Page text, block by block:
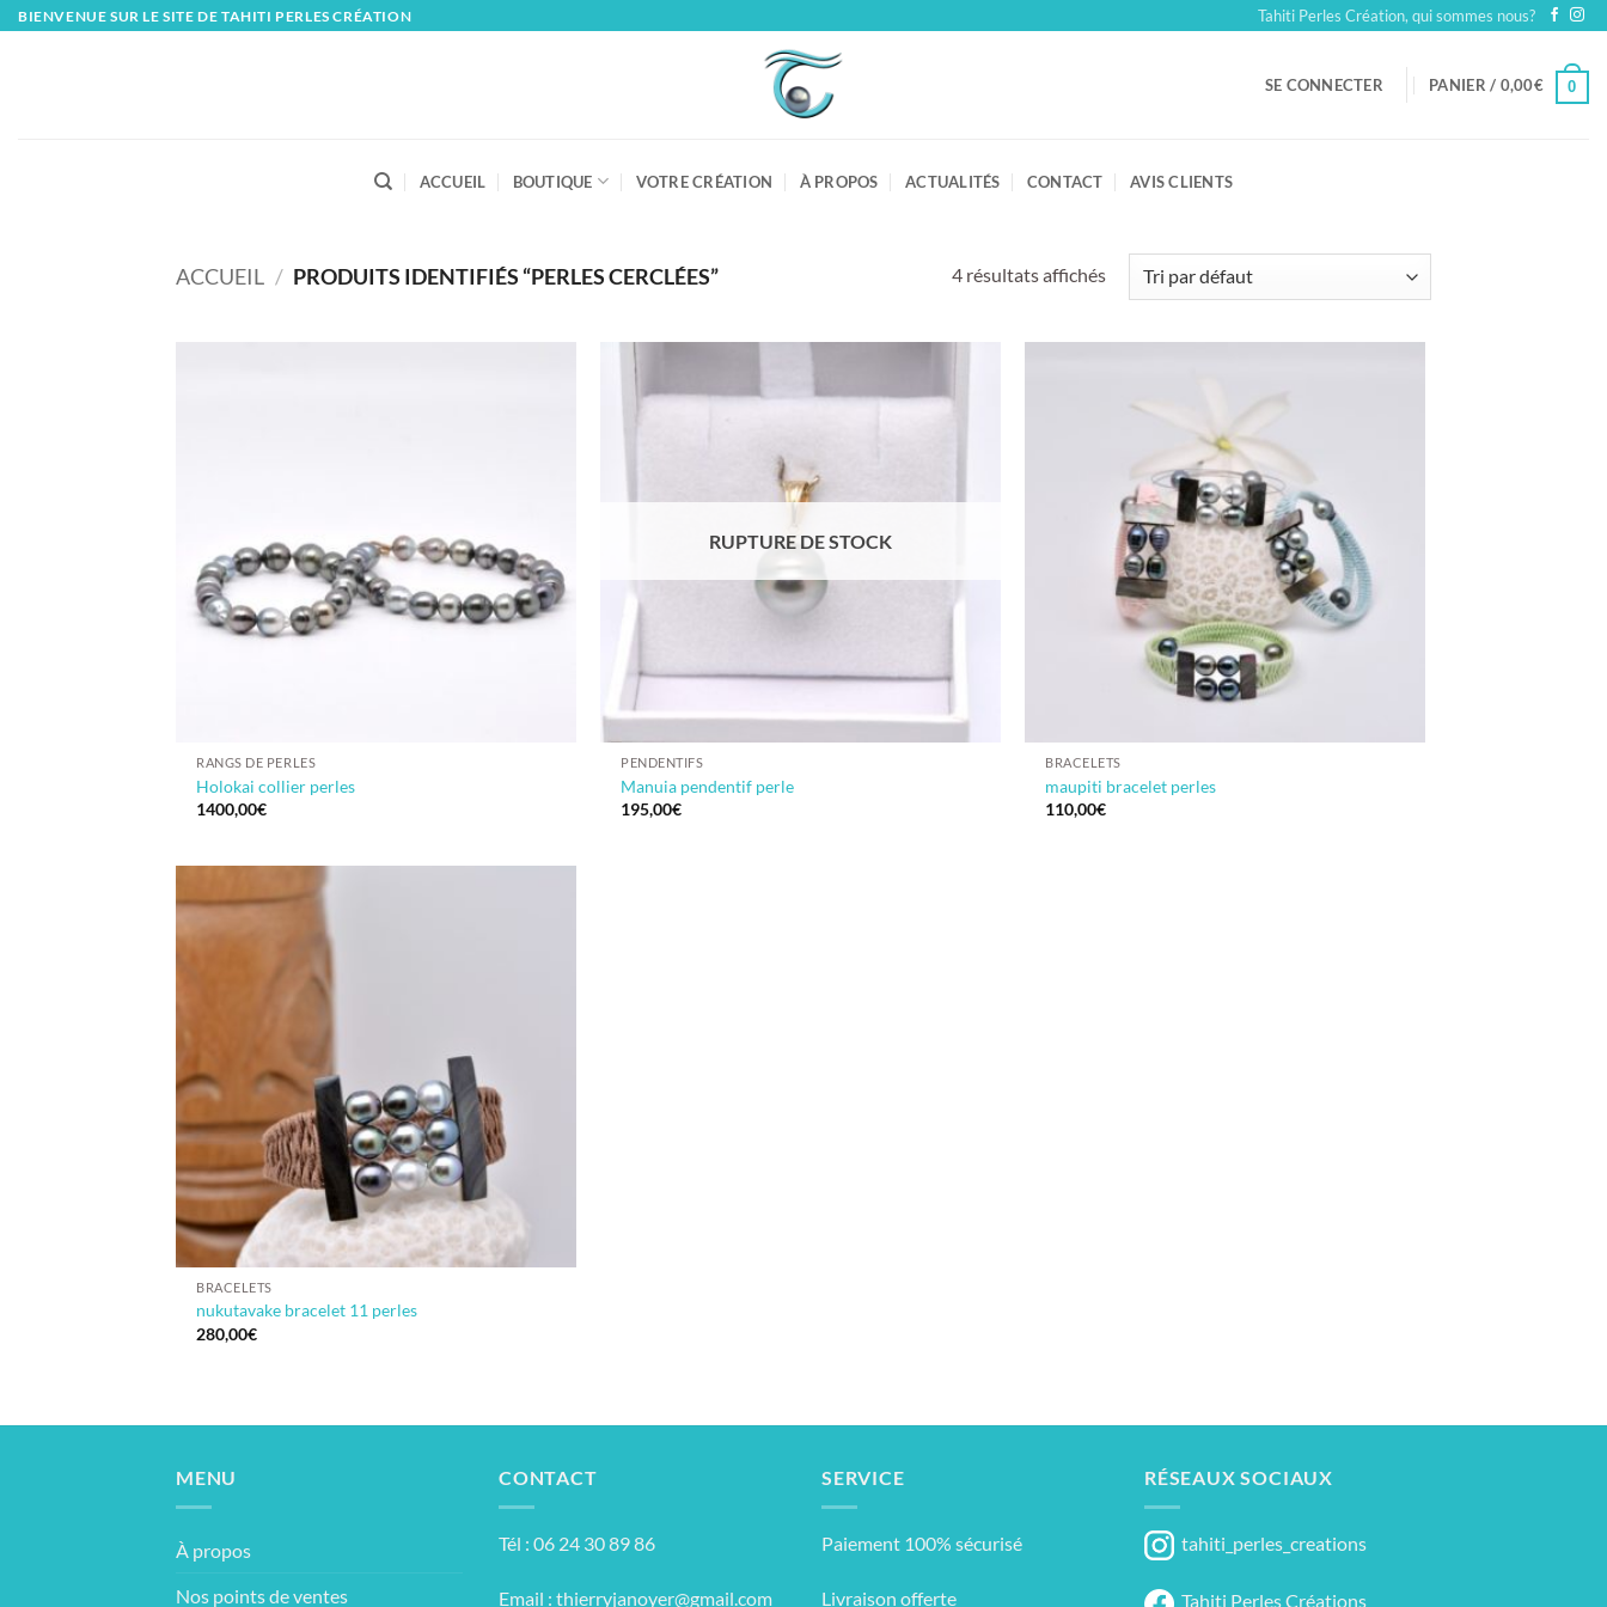
SkipBIENVENUE SUR LE SITE DE TAHITI PERLES CRÉATION Tahiti Perles Création, qui sommes nous?
SE CONNECTER PANIER / 0,00€ 0
ACCUEIL BOUTIQUE VOTRE CRÉATION À PROPOS ACTUALITÉS CONTACT AVIS CLIENTS
ACCUEIL / PRODUITS IDENTIFIÉS “PERLES CERCLÉES” 4 résultats affichés
RANGS DE PERLES
Holokai collier perles
1400,00€
RUPTURE DE STOCK
PENDENTIFS
Manuia pendentif perle
195,00€
BRACELETS
maupiti bracelet perles
110,00€
BRACELETS
nukutavake bracelet 11 perles
280,00€
MENU
À propos
Nos points de ventes
CONTACT
Tél : 06 24 30 89 86
Email : thierryjanoyer@gmail.com
SERVICE
Paiement 100% sécurisé
Livraison offerte
RÉSEAUX SOCIAUX
tahiti_perles_creations
Tahiti Perles Créations